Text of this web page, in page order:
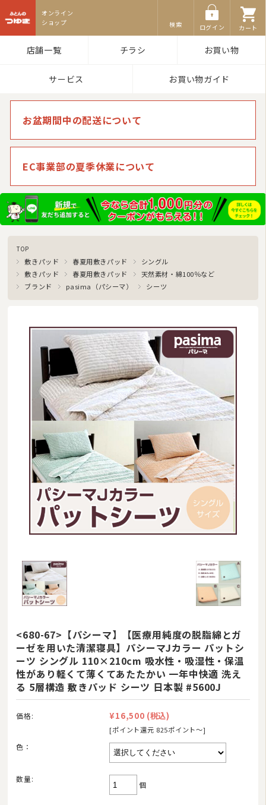
検索 ログイン カート
店舗一覧 チラシ お買い物
サービス お買い物ガイド
お盆期間中の配送について
EC事業部の夏季休業について
TOP
敷きパッド 春夏用敷きパッド
シングル
敷きパッド
春夏用敷きパッド
天然素材・綿100％など
ブランド
pasima（パシーマ） シーツ
<680-67>【パシーマ】【医療用純度の脱脂綿とガ
ーゼを用いた清潔寝具】パシーマJカラー パットシ
ーツ シングル 110×210cm 吸水性・吸湿性・保温
性があり軽くて薄くてあたたかい 一年中快適 洗え
る 5層構造 敷きパッド シーツ 日本製 #5600J
価格: ¥16,500 (税込)
[ポイント還元 825ポイント〜]
色：
数量:
個